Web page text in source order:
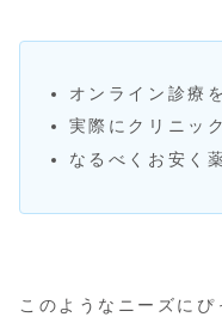
オンライン診療
実際にクリニッ
なるべくお安く
このようなニーズにぴ